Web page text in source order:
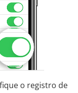
o registro de